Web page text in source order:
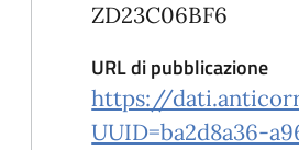
ZD23C06BF6
URL di pubblicazione
https://
UUID=ba2d8a36-